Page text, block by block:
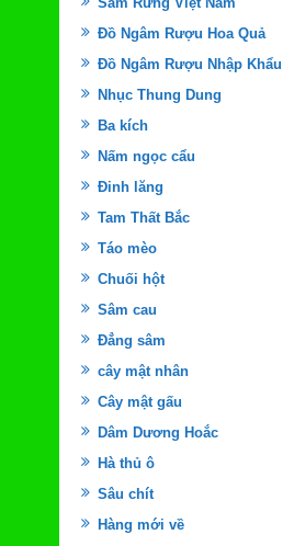
Đồ Ngâm Rượu Hoa Quả
Đồ Ngâm Rượu Nhập Khẩu
Nhục Thung Dung
Ba kích
Nấm ngọc cẩu
Đinh lăng
Tam Thất Bắc
Táo mèo
Chuối hột
Sâm cau
Đẳng sâm
cây mật nhân
Cây mật gấu
Dâm Dương Hoắc
Hà thủ ô
Sâu chít
Hàng mới về